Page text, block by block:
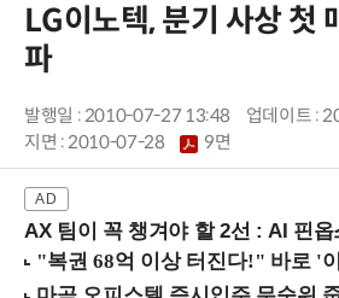
LG이노텍, 분기 사상 첫
파
발행일 : 2010-07-27 13:48
업데이트 :
지면 :2010-07-28 9면
AX 팀이 꼭 챙겨야 할 2선 : AI 핀옵스(FinOps)와 토큰